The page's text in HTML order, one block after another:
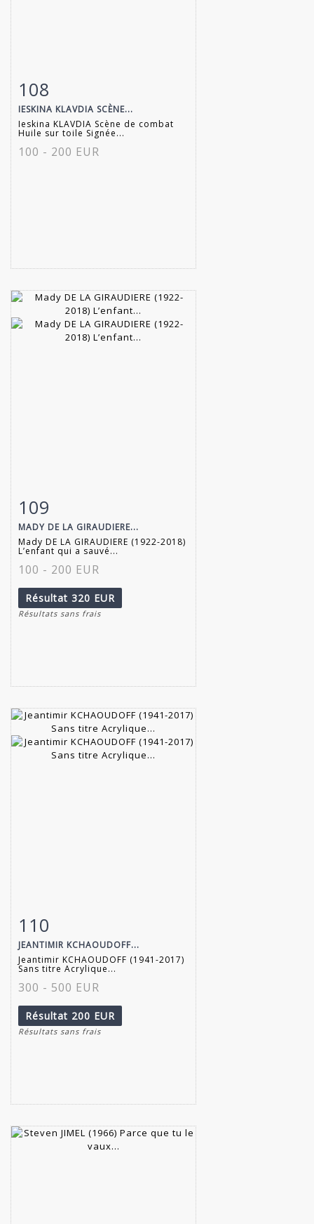
Fiche détaillée
108
IESKINA KLAVDIA SCÈNE...
Ieskina KLAVDIA Scène de combat
Huile sur toile Signée...
100 - 200 EUR
Fiche détaillée
109
MADY DE LA GIRAUDIERE...
Mady DE LA GIRAUDIERE (1922-2018)
L’enfant qui a sauvé...
100 - 200 EUR
Résultat 320 EUR
Résultats sans frais
Fiche détaillée
110
JEANTIMIR KCHAOUDOFF...
Jeantimir KCHAOUDOFF (1941-2017)
Sans titre Acrylique...
300 - 500 EUR
Résultat 200 EUR
Résultats sans frais